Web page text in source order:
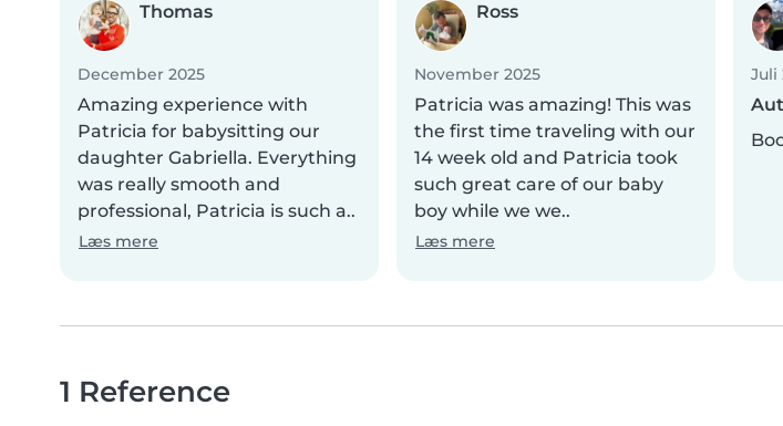
Thomas
December 2025
Amazing experience with
Patricia for babysitting our
daughter Gabriella. Everything
was really smooth and
professional, Patricia is such a..
Læs mere
Ross
November 2025
Patricia was amazing! This was
the first time traveling with our
14 week old and Patricia took
such great care of our baby
boy while we we..
Læs mere
Juli
1 Reference